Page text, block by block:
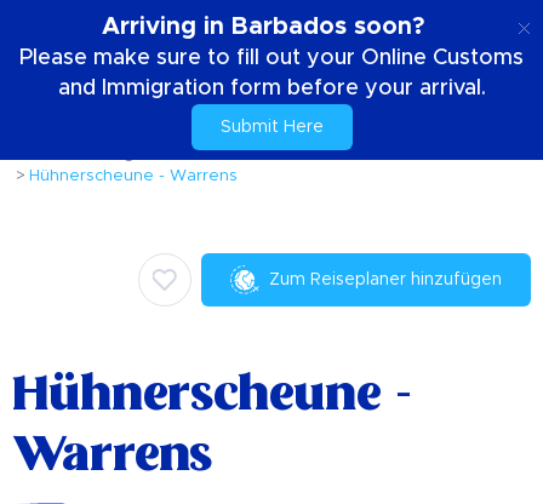
Arriving in Barbados soon?
Please make sure to fill out your Online Customs
and Immigration form before your arrival.
Submit Here
Dinge die zu tun sind
Kulinarisch
Hühnerscheune - Warrens
Zum Reiseplaner hinzufügen
Hühnerscheune -
Warrens